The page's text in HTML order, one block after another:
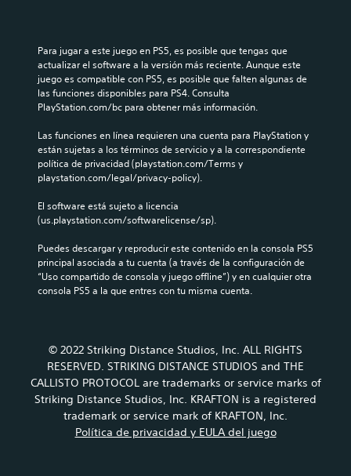
Para jugar a este juego en PS5, es posible que tengas que
actualizar el software a la versión más reciente. Aunque este
juego es compatible con PS5, es posible que falten algunas de
las funciones disponibles para PS4. Consulta
PlayStation.com/bc para obtener más información.
Las funciones en línea requieren una cuenta para PlayStation y
están sujetas a los términos de servicio y a la correspondiente
política de privacidad (playstation.com/Terms y
playstation.com/legal/privacy-policy).
El software está sujeto a licencia
(us.playstation.com/softwarelicense/sp).
Puedes descargar y reproducir este contenido en la consola PS5
principal asociada a tu cuenta (a través de la configuración de
“Uso compartido de consola y juego offline”) y en cualquier otra
consola PS5 a la que entres con tu misma cuenta.
© 2022 Striking Distance Studios, Inc. ALL RIGHTS
RESERVED. STRIKING DISTANCE STUDIOS and THE
CALLISTO PROTOCOL are trademarks or service marks of
Striking Distance Studios, Inc. KRAFTON is a registered
trademark or service mark of KRAFTON, Inc.
Política de privacidad y EULA del juego